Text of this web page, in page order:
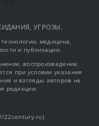
УГРОЗЫ.
медицина,
и публикации.
воспроизведение,
при условии указания
и взгляды авторов не
редакции.
22century.ru)